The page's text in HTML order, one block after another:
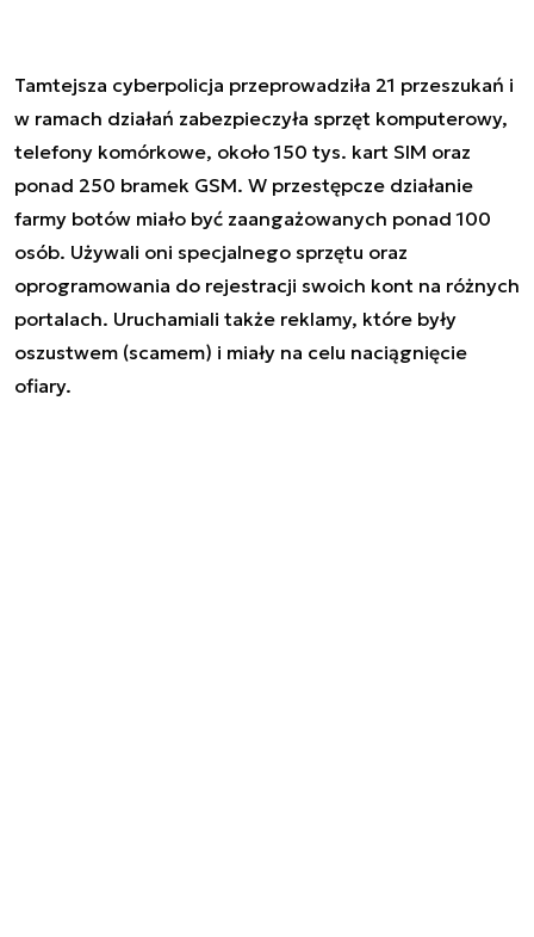
Tamtejsza cyberpolicja przeprowadziła 21 przeszukań i
w ramach działań zabezpieczyła sprzęt komputerowy,
telefony komórkowe, około 150 tys. kart SIM oraz
ponad 250 bramek GSM. W przestępcze działanie
farmy botów miało być zaangażowanych ponad 100
osób. Używali oni specjalnego sprzętu oraz
oprogramowania do rejestracji swoich kont na różnych
portalach. Uruchamiali także reklamy, które były
oszustwem (scamem) i miały na celu naciągnięcie
ofiary.